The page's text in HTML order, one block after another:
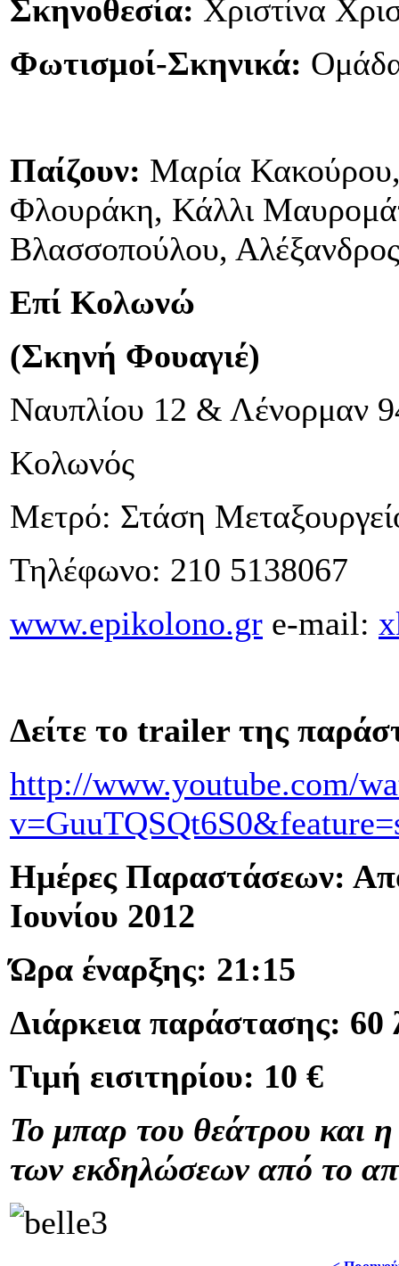
Σκηνοθεσία: Χριστίνα
Φωτισμοί-Σκηνικά:
Παίζουν: Μαρία
Φλουράκη, Κάλλι
Βλασσοπούλου,
Επί Κολωνώ
(Σκηνή Φουαγιέ)
Ναυπλίου 12 & Λένορμαν
Κολωνός
Μετρό: Στάση
Τηλέφωνο: 210 5138067
www.epikolono.gr e-mail:
Δείτε το trailer της
http://www.youtube.com/
Ημέρες Παραστάσεων:
Ιουνίου 2012
Ώρα έναρξης: 21:15
Διάρκεια παράστασης: 60
Τιμή εισιτηρίου: 10 €
Το μπαρ του θεάτρου και η
των εκδηλώσεων από το